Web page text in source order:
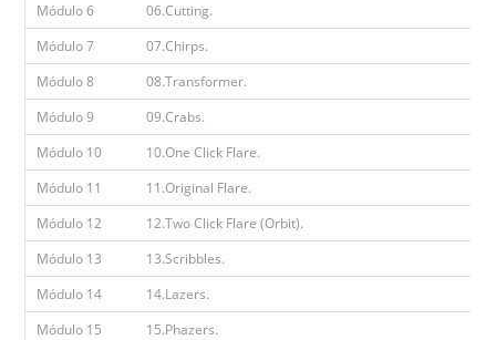
Módulo 6
06.Cutting.
Módulo 7
07.Chirps.
Módulo 8
08.Transformer.
Módulo 9
09.Crabs.
Módulo 10
10.One Click Flare.
Módulo 11
11.Original Flare.
Módulo 12
12.Two Click Flare (Orbit).
Módulo 13
13.Scribbles.
Módulo 14
14.Lazers.
Módulo 15
15.Phazers.